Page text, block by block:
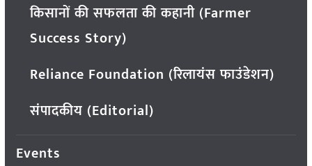
किसानों की सफलता की कहानी (Farmer
Success Story)
Reliance Foundation (रिलायंस फाउंडेशन)
संपादकीय (Editorial)
Events